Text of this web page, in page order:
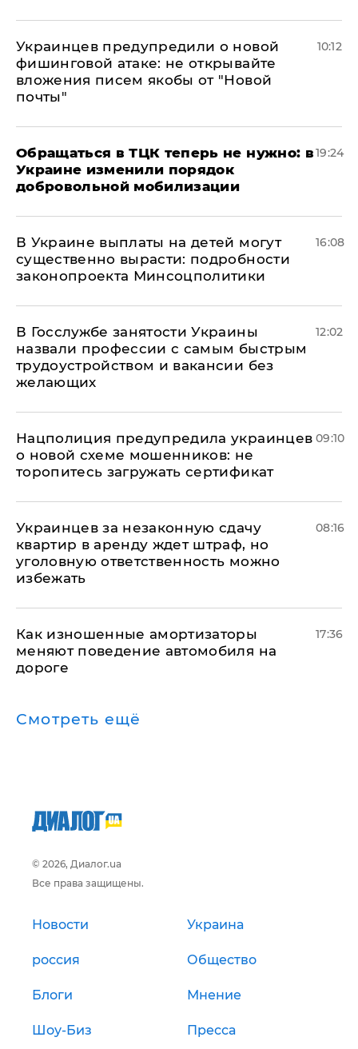
Украинцев предупредили о новой
фишинговой атаке: не открывайте
вложения писем якобы от "Новой
почты"
10:12
Обращаться в ТЦК теперь не нужно: в
Украине изменили порядок
добровольной мобилизации
19:24
В Украине выплаты на детей могут
существенно вырасти: подробности
законопроекта Минсоцполитики
16:08
В Госслужбе занятости Украины
назвали профессии с самым быстрым
трудоустройством и вакансии без
желающих
12:02
Нацполиция предупредила украинцев
о новой схеме мошенников: не
торопитесь загружать сертификат
09:10
Украинцев за незаконную сдачу
квартир в аренду ждет штраф, но
уголовную ответственность можно
избежать
08:16
Как изношенные амортизаторы
меняют поведение автомобиля на
дороге
17:36
Смотреть ещё
© 2026, Диалог.ua
Все права защищены.
Новости Украина
россия Общество
Блоги Мнение
Шоу-Биз Пресса